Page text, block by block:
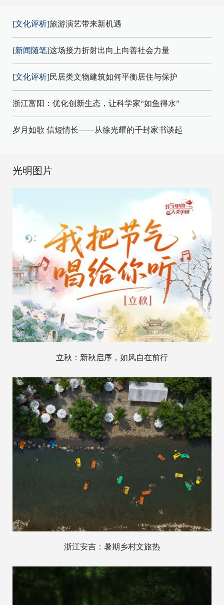
[文化评析]旅游演艺带来新机遇
[新闻随笔]这场接力折射出向上向善社会力量
[文化评析]民居类文物建筑如何平衡居住与保护
浙江富阳：优化创新生态，让科学家“如鱼得水”
岁月如歌 信短情长——从徐光耀的千封家书谈起
光明图片
立秋：新秋启序，如风自在前行
浙江安吉：暑期乡村文旅热